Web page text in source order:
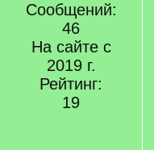
Сообщений:
46
На сайте с
2019 г.
Рейтинг:
19